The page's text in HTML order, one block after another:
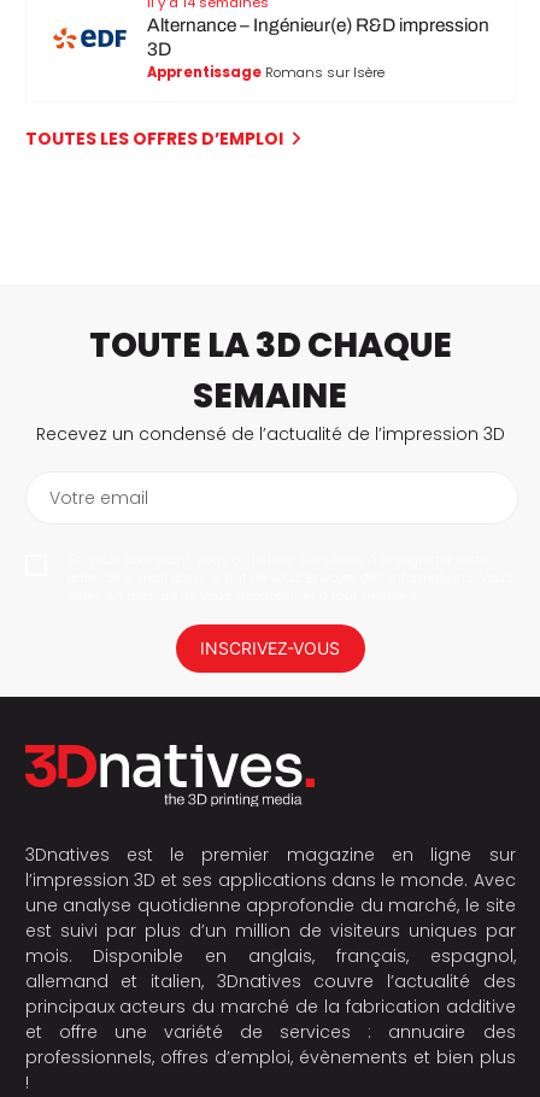
Alternance – Ingénieur(e) R&D impression
3D
Apprentissage Romans sur Isère
TOUTES LES OFFRES D’EMPLOI
TOUTE LA 3D CHAQUE
SEMAINE
Recevez un condensé de l’actualité de l’impression 3D
Votre email
INSCRIVEZ-VOUS
3Dnatives est le premier magazine en ligne sur
l’impression 3D et ses applications dans le monde. Avec
une analyse quotidienne approfondie du marché, le site
est suivi par plus d’un million de visiteurs uniques par
mois. Disponible en anglais, français, espagnol,
allemand et italien, 3Dnatives couvre l’actualité des
principaux acteurs du marché de la fabrication additive
et offre une variété de services : annuaire des
professionnels, offres d’emploi, évènements et bien plus
!